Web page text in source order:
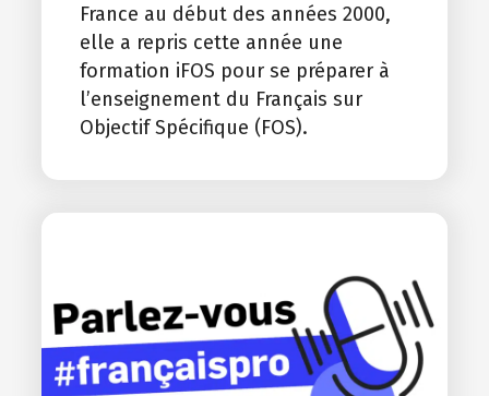
France au début des années 2000,
elle a repris cette année une
formation iFOS pour se préparer à
l’enseignement du Français sur
Objectif Spécifique (FOS).